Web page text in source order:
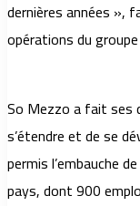
dernières années »,
opérations du
So Mezzo a fait ses
s’étendre et de se
permis l’embauche
pays, dont 900